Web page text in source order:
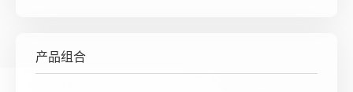
产品组合